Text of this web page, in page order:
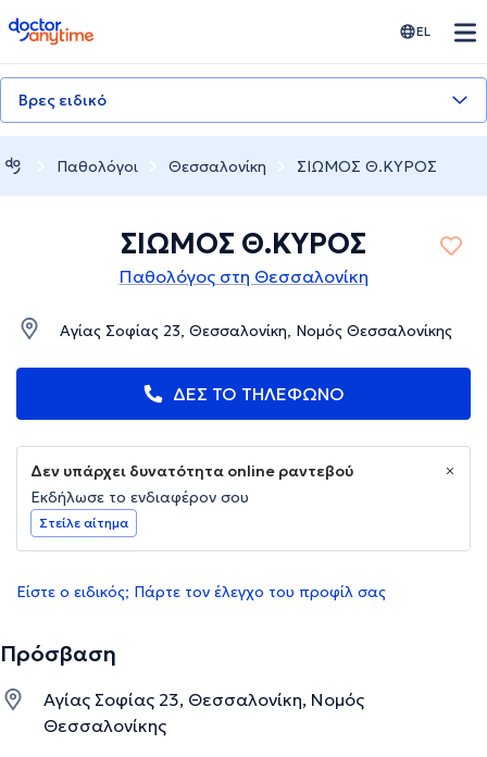
doctoranytime EL
Βρες ειδικό
Παθολόγοι Θεσσαλονίκη ΣΙΩΜΟΣ Θ.ΚΥΡΟΣ
ΣΙΩΜΟΣ Θ.ΚΥΡΟΣ
Παθολόγος στη Θεσσαλονίκη
Αγίας Σοφίας 23, Θεσσαλονίκη, Νομός Θεσσαλονίκης
ΔΕΣ ΤΟ ΤΗΛΕΦΩΝΟ
Δεν υπάρχει δυνατότητα online ραντεβού
Εκδήλωσε το ενδιαφέρον σου
Στείλε αίτημα
Είστε ο ειδικός; Πάρτε τον έλεγχο του προφίλ σας
Πρόσβαση
Αγίας Σοφίας 23, Θεσσαλονίκη, Νομός
Θεσσαλονίκης